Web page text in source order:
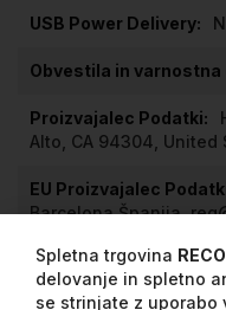
Alto, CA 94304, United
Barcelona Španija,
Mnenja
Spletna trgovina
delovanje in spletno
se strinjate z uporabo